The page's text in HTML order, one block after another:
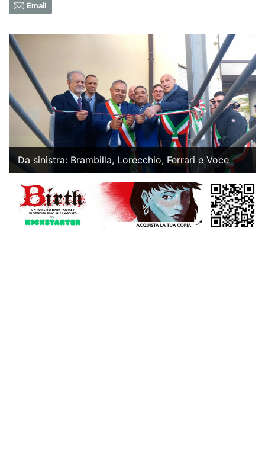
Email
Da sinistra: Brambilla, Lorecchio, Ferrari e Voce